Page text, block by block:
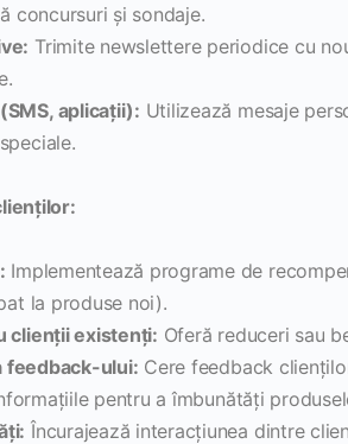
concursuri și sondaje.
Trimite newslettere periodice cu
aplicații): Utilizează mesaje
Implementează programe de
la produse noi).
clienții existenți: Oferă reduceri sau
feedback-ului: Cere feedback
pentru a îmbunătăți
Încurajează interacțiunea dintre